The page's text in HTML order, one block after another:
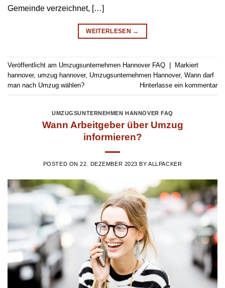
Gemeinde verzeichnet, […]
WEITERLESEN →
Veröffentlicht am Umzugsunternehmen Hannover FAQ
Markiert
hannover, umzug hannover, Umzugsunternehmen Hannover, Wann darf
man nach Umzug wählen?
Hinterlasse ein kommentar
UMZUGSUNTERNEHMEN HANNOVER FAQ
Wann Arbeitgeber über Umzug
informieren?
POSTED ON22. DEZEMBER 2023 BYALLPACKER